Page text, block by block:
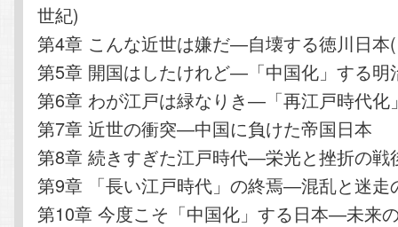
世紀)
第4章 こんな近世は嫌だ―自壊する徳川日本
第5章 開国はしたけれど―「中国化」する明
第6章 わが江戸は緑なりき―「再江戸時代化
第7章 近世の衝突―中国に負けた帝国日本
第8章 続きすぎた江戸時代―栄光と挫折の戦
第9章 「長い江戸時代」の終焉―混乱と迷走
第10章 今度こそ「中国化」する日本―未来